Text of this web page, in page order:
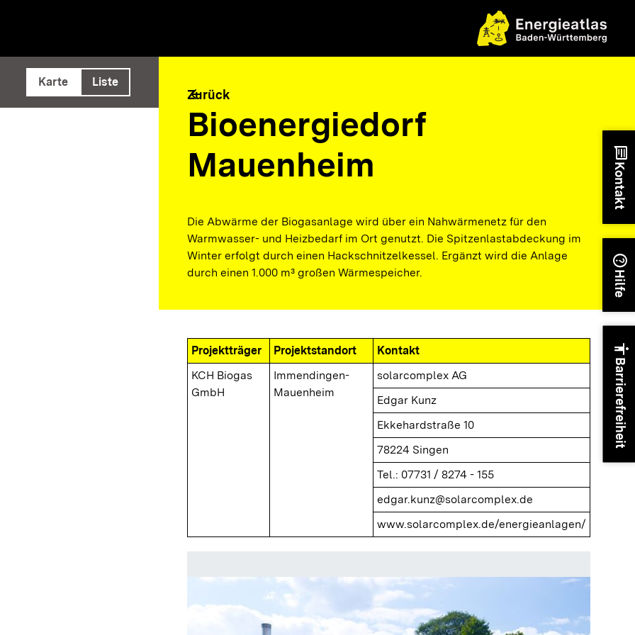
ausführen
Karte Liste
arrow_back
Zurück
Bioenergiedorf
Mauenheim
Die Abwärme der Biogasanlage wird über ein Nahwärmenetz für den
Warmwasser- und Heizbedarf im Ort genutzt. Die Spitzenlastabdeckung im
Winter erfolgt durch einen Hackschnitzelkessel. Ergänzt wird die Anlage
durch einen 1.000 m³ großen Wärmespeicher.
Projektträger Projektstandort
Kontakt
KCH Biogas
GmbH
Immendingen-
Mauenheim
solarcomplex AG
Edgar Kunz
Ekkehardstraße 10
78224 Singen
Tel.: 07731 / 8274 - 155
edgar.kunz@solarcomplex.de
www.solarcomplex.de/energieanlagen/
chat
Kontakt
help
Hilfe
accessibility
Barrierefreiheit